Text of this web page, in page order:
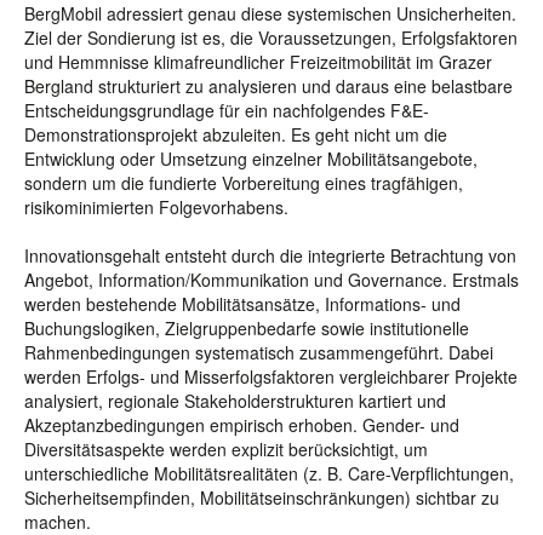
BergMobil adressiert genau diese systemischen Unsicherheiten.
Ziel der Sondierung ist es, die Voraussetzungen, Erfolgsfaktoren
und Hemmnisse klimafreundlicher Freizeitmobilität im Grazer
Bergland strukturiert zu analysieren und daraus eine belastbare
Entscheidungsgrundlage für ein nachfolgendes F&E-
Demonstrationsprojekt abzuleiten. Es geht nicht um die
Entwicklung oder Umsetzung einzelner Mobilitätsangebote,
sondern um die fundierte Vorbereitung eines tragfähigen,
risikominimierten Folgevorhabens.
Innovationsgehalt entsteht durch die integrierte Betrachtung von
Angebot, Information/Kommunikation und Governance. Erstmals
werden bestehende Mobilitätsansätze, Informations- und
Buchungslogiken, Zielgruppenbedarfe sowie institutionelle
Rahmenbedingungen systematisch zusammengeführt. Dabei
werden Erfolgs- und Misserfolgsfaktoren vergleichbarer Projekte
analysiert, regionale Stakeholderstrukturen kartiert und
Akzeptanzbedingungen empirisch erhoben. Gender- und
Diversitätsaspekte werden explizit berücksichtigt, um
unterschiedliche Mobilitätsrealitäten (z. B. Care-Verpflichtungen,
Sicherheitsempfinden, Mobilitätseinschränkungen) sichtbar zu
machen.